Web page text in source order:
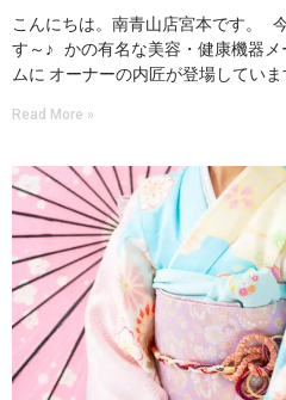
こんにちは。南青山店宮本です。
す～♪ かの有名な美容・健康機器メ
ムに オーナーの内匠が登場してい
Read More »